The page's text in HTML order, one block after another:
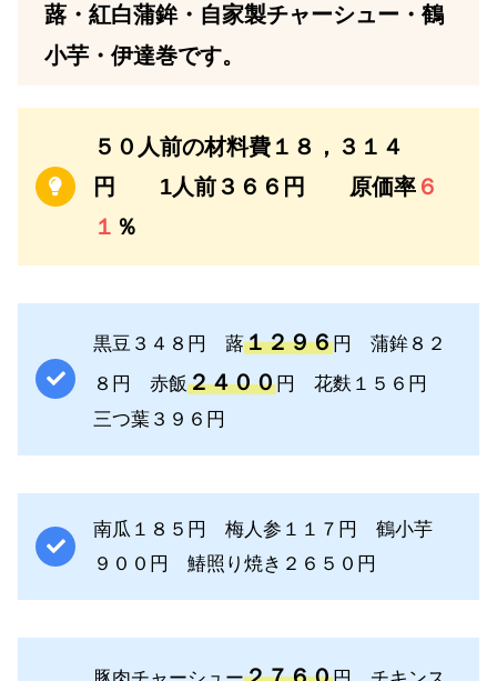
蕗・紅白蒲鉾・自家製チャーシュー・鶴
小芋・伊達巻です。
５０人前の材料費１８，３１４
円 1人前３６６円 原価率 ６
１ ％
黒豆３４８円 蕗１２９６円 蒲鉾８２
８円 赤飯２４００円 花麩１５６円
三つ葉３９６円
南瓜１８５円 梅人参１１７円 鶴小芋
９００円 鰆照り焼き２６５０円